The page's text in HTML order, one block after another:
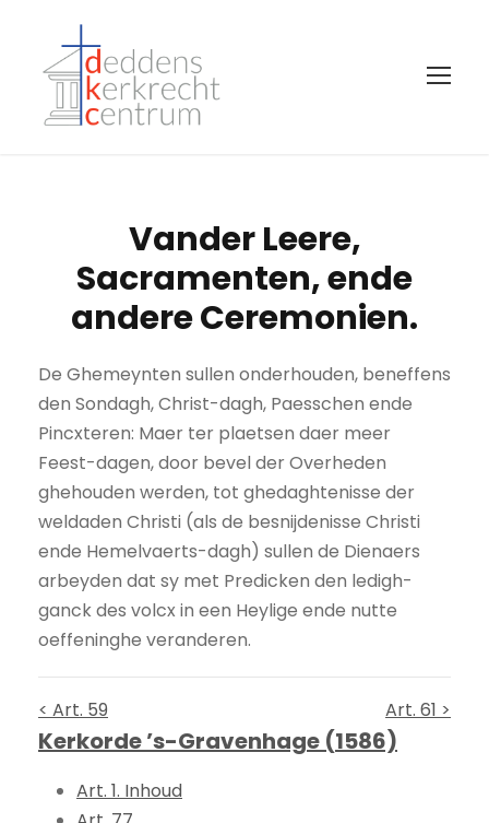
Vander Leere,
Sacramenten, ende
andere Ceremonien.
De Ghemeynten sullen onderhouden, beneffens
den Sondagh, Christ-dagh, Paesschen ende
Pincxteren: Maer ter plaetsen daer meer
Feest-dagen, door bevel der Overheden
ghehouden werden, tot ghedaghtenisse der
weldaden Christi (als de besnijdenisse Christi
ende Hemelvaerts-dagh) sullen de Dienaers
arbeyden dat sy met Predicken den ledigh-
ganck des volcx in een Heylige ende nutte
oeffeninghe veranderen.
< Art. 59 Art. 61 >
Kerkorde ’s-Gravenhage (1586)
Art. 1. Inhoud